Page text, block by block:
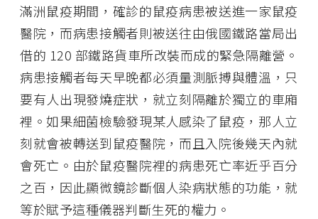
滿洲鼠疫期間，確診的鼠疫病患被送進一家鼠疫
醫院，而病患接觸者則被送往由俄國鐵路當局出
借的 120 部鐵路貨車所改裝而成的緊急隔離營。
病患接觸者每天早晚都必須量測脈搏與體溫，只
要有人出現發燒症狀，就立刻隔離於獨立的車廂
裡。如果細菌檢驗發現某人感染了鼠疫，那人立
刻就會被轉送到鼠疫醫院，而且入院後幾天內就
會死亡。由於鼠疫醫院裡的病患死亡率近乎百分
之百，因此顯微鏡診斷個人染病狀態的功能，就
等於賦予這種儀器判斷生死的權力。